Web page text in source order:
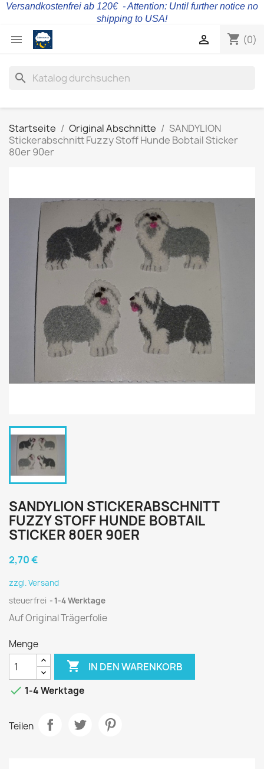
Versandkostenfrei ab 120€ - Attention: Until further notice no
shipping to USA!
 shopping_cart (0)

search
Startseite Original Abschnitte
SANDYLION
Stickerabschnitt Fuzzy Stoff Hunde Bobtail Sticker
80er 90er
SANDYLION STICKERABSCHNITT
FUZZY STOFF HUNDE BOBTAIL
STICKER 80ER 90ER
2,70 €
zzgl. Versand
steuerfrei
1-4 Werktage
Auf Original Trägerfolie
Menge
 IN DEN WARENKORB
 1-4 Werktage
Teilen